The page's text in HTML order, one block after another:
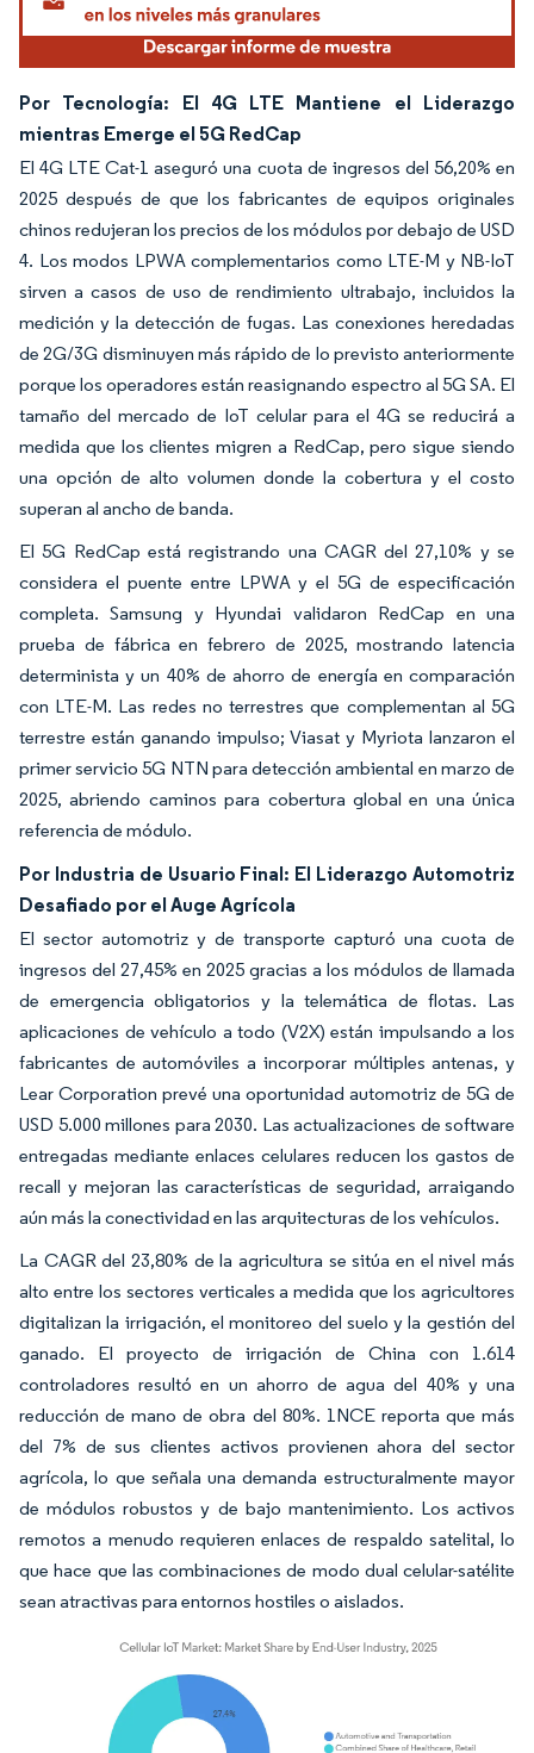
Por Tecnología: El 4G LTE Mantiene el Liderazgo
mientras Emerge el 5G RedCap
El 4G LTE Cat-1 aseguró una cuota de ingresos del 56,20% en
2025 después de que los fabricantes de equipos originales
chinos redujeran los precios de los módulos por debajo de USD
4. Los modos LPWA complementarios como LTE-M y NB-IoT
sirven a casos de uso de rendimiento ultrabajo, incluidos la
medición y la detección de fugas. Las conexiones heredadas
de 2G/3G disminuyen más rápido de lo previsto anteriormente
porque los operadores están reasignando espectro al 5G SA. El
tamaño del mercado de IoT celular para el 4G se reducirá a
medida que los clientes migren a RedCap, pero sigue siendo
una opción de alto volumen donde la cobertura y el costo
superan al ancho de banda.
El 5G RedCap está registrando una CAGR del 27,10% y se
considera el puente entre LPWA y el 5G de especificación
completa. Samsung y Hyundai validaron RedCap en una
prueba de fábrica en febrero de 2025, mostrando latencia
determinista y un 40% de ahorro de energía en comparación
con LTE-M. Las redes no terrestres que complementan al 5G
terrestre están ganando impulso; Viasat y Myriota lanzaron el
primer servicio 5G NTN para detección ambiental en marzo de
2025, abriendo caminos para cobertura global en una única
referencia de módulo.
Por Industria de Usuario Final: El Liderazgo Automotriz
Desafiado por el Auge Agrícola
El sector automotriz y de transporte capturó una cuota de
ingresos del 27,45% en 2025 gracias a los módulos de llamada
de emergencia obligatorios y la telemática de flotas. Las
aplicaciones de vehículo a todo (V2X) están impulsando a los
fabricantes de automóviles a incorporar múltiples antenas, y
Lear Corporation prevé una oportunidad automotriz de 5G de
USD 5.000 millones para 2030. Las actualizaciones de software
entregadas mediante enlaces celulares reducen los gastos de
recall y mejoran las características de seguridad, arraigando
aún más la conectividad en las arquitecturas de los vehículos.
La CAGR del 23,80% de la agricultura se sitúa en el nivel más
alto entre los sectores verticales a medida que los agricultores
digitalizan la irrigación, el monitoreo del suelo y la gestión del
ganado. El proyecto de irrigación de China con 1.614
controladores resultó en un ahorro de agua del 40% y una
reducción de mano de obra del 80%. 1NCE reporta que más
del 7% de sus clientes activos provienen ahora del sector
agrícola, lo que señala una demanda estructuralmente mayor
de módulos robustos y de bajo mantenimiento. Los activos
remotos a menudo requieren enlaces de respaldo satelital, lo
que hace que las combinaciones de modo dual celular-satélite
sean atractivas para entornos hostiles o aislados.